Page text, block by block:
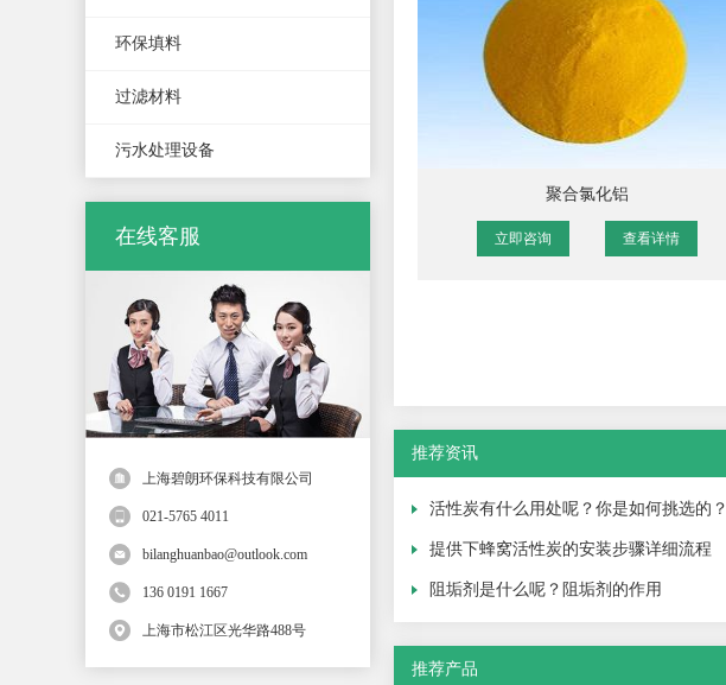
环保填料
过滤材料
污水处理设备
在线客服
上海碧朗环保科技有限公司
021-5765 4011
bilanghuanbao@outlook.com
136 0191 1667
上海市松江区光华路488号
聚合氯化铝
立即咨询 查看详情
推荐资讯
活性炭有什么用处呢？你是如何挑选的？
提供下蜂窝活性炭的安装步骤详细流程
阻垢剂是什么呢？阻垢剂的作用
推荐产品